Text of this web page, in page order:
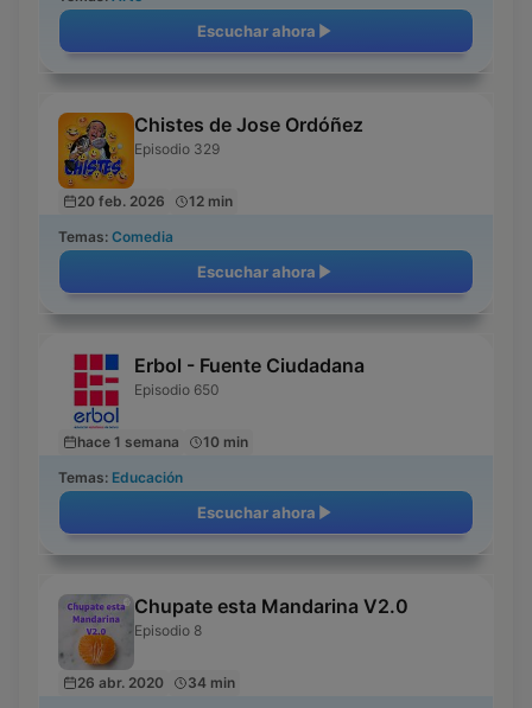
Escuchar ahora
Chistes de Jose Ordóñez
Episodio 329
20 feb. 2026
12 min
Temas: Comedia
Escuchar ahora
Erbol - Fuente Ciudadana
Episodio 650
hace 1 semana
10 min
Temas: Educación
Escuchar ahora
Chupate esta Mandarina V2.0
Episodio 8
26 abr. 2020
34 min